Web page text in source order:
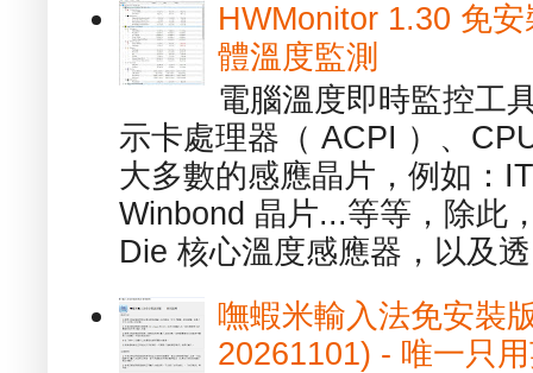
HWMonitor 1.30 免
體溫度監測
電腦溫度即時監控工
示卡處理器（ ACPI ）、
大多數的感應晶片，例如：
Winbond 晶片...等等，除此
Die 核心溫度感應器，以及
嘸蝦米輸入法免安裝
20261101) - 唯一只